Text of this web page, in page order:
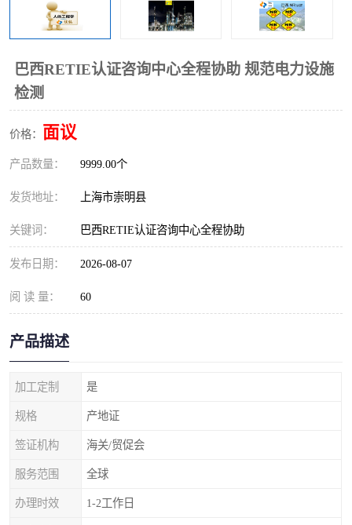
巴西RETIE认证咨询中心全程协助 规范电力设施
检测
价格： 面议
产品数量： 9999.00个
发货地址： 上海市崇明县
关键词： 巴西RETIE认证咨询中心全程协助
发布日期： 2026-08-07
阅 读 量： 60
产品描述
加工定制 是
规格 产地证
签证机构 海关/贸促会
服务范围 全球
办理时效 1-2工作日